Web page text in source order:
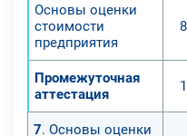
Основы оценки
стоимости
предприятия
Промежуточная
аттестация
7. Основы оценки